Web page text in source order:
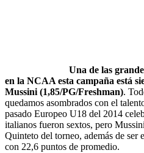
Una de las
en la NCAA esta campaña está
Mussini (1,85/PG/Freshman).
quedamos asombrados con el
pasado Europeo U18 del 2014
italianos fueron sextos, pero
Quinteto del torneo, además de ser
con 22,6 puntos de promedio.